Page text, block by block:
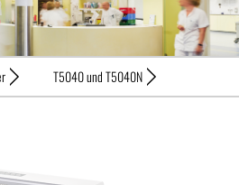
T5040 und T5040N